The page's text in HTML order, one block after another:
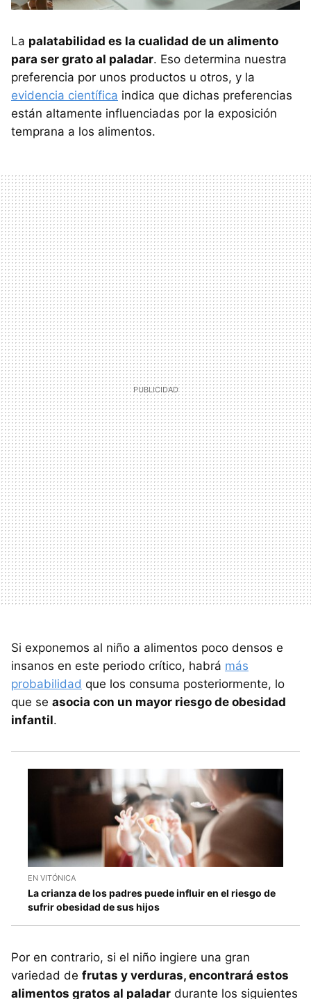
La palatabilidad es la cualidad de un alimento
para ser grato al paladar. Eso determina nuestra
preferencia por unos productos u otros, y la
evidencia científica indica que dichas preferencias
están altamente influenciadas por la exposición
temprana a los alimentos.
Si exponemos al niño a alimentos poco densos e
insanos en este periodo crítico, habrá más
probabilidad que los consuma posteriormente, lo
que se asocia con un mayor riesgo de obesidad
infantil.
EN VITÓNICA
La crianza de los padres puede influir en el riesgo de
sufrir obesidad de sus hijos
Por en contrario, si el niño ingiere una gran
variedad de frutas y verduras, encontrará estos
alimentos gratos al paladar durante los siguientes